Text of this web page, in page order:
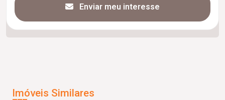
Enviar meu interesse
Imóveis Similares